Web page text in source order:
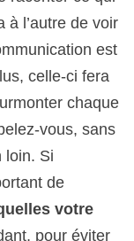
à l’autre de voir
est
celle-ci fera
chaque
vous, sans
loin. Si
de
votre
pour éviter